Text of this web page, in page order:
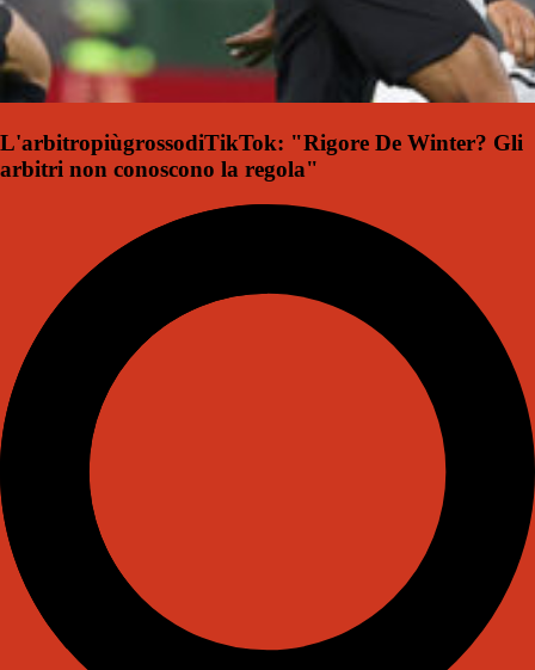
L'arbitropiùgrossodiTikTok: "Rigore De Winter? Gli
arbitri non conoscono la regola"